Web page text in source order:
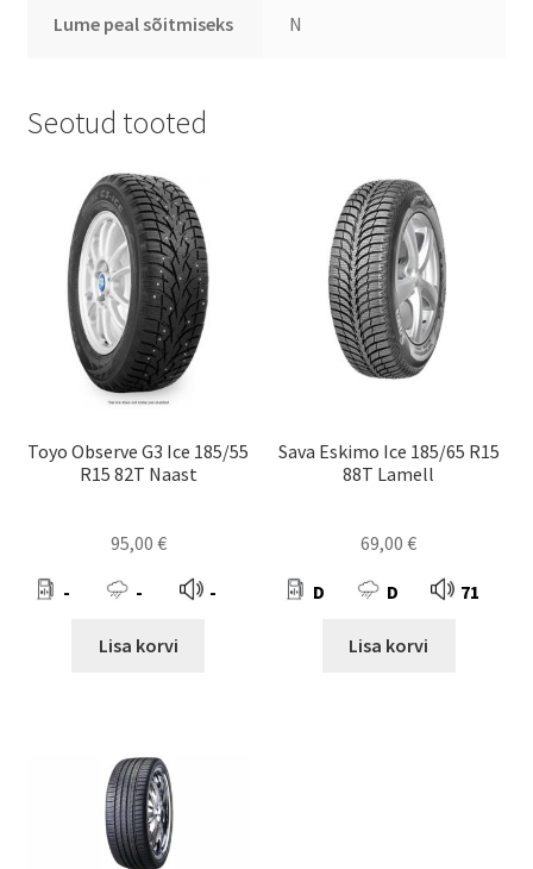
Lume peal sõitmiseks N
Seotud tooted
Toyo Observe G3 Ice 185/55
R15 82T Naast
95,00 €
- - -
Lisa korvi
Sava Eskimo Ice 185/65 R15
88T Lamell
69,00€
D D 71
Lisa korvi